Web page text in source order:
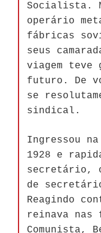
Socialista.
operário
fábricas
seus
viagem teve
futuro. De
se
sindical.
Ingressou
1928 e
secretário,
de
Reagindo
reinava
Comunista,